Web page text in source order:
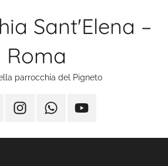
Sant'Elena –
Roma
parrocchia del Pigneto
InstagramWhatsappYoutube